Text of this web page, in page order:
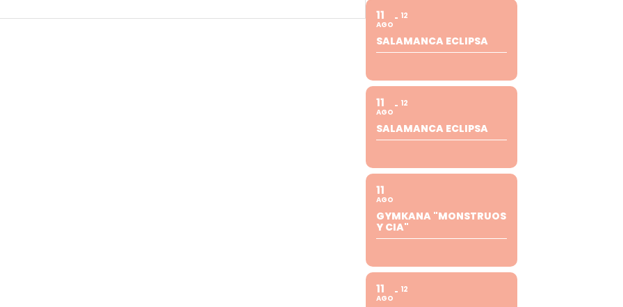
11
AGO
12
SALAMANCA ECLIPSA
11
AGO
12
SALAMANCA ECLIPSA
11
AGO
GYMKANA "MONSTRUOS
Y CIA"
11
AGO
12